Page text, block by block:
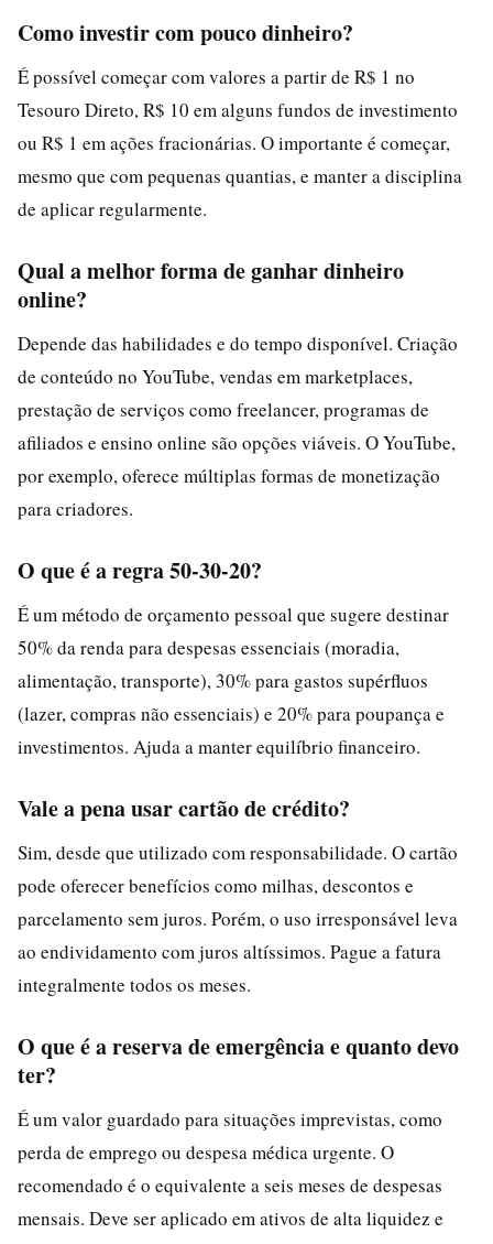
Como investir com pouco dinheiro?
É possível começar com valores a partir de R$ 1 no
Tesouro Direto, R$ 10 em alguns fundos de investimento
ou R$ 1 em ações fracionárias. O importante é começar,
mesmo que com pequenas quantias, e manter a disciplina
de aplicar regularmente.
Qual a melhor forma de ganhar dinheiro
online?
Depende das habilidades e do tempo disponível. Criação
de conteúdo no YouTube, vendas em marketplaces,
prestação de serviços como freelancer, programas de
afiliados e ensino online são opções viáveis. O YouTube,
por exemplo, oferece múltiplas formas de monetização
para criadores.
O que é a regra 50-30-20?
É um método de orçamento pessoal que sugere destinar
50% da renda para despesas essenciais (moradia,
alimentação, transporte), 30% para gastos supérfluos
(lazer, compras não essenciais) e 20% para poupança e
investimentos. Ajuda a manter equilíbrio financeiro.
Vale a pena usar cartão de crédito?
Sim, desde que utilizado com responsabilidade. O cartão
pode oferecer benefícios como milhas, descontos e
parcelamento sem juros. Porém, o uso irresponsável leva
ao endividamento com juros altíssimos. Pague a fatura
integralmente todos os meses.
O que é a reserva de emergência e quanto devo
ter?
É um valor guardado para situações imprevistas, como
perda de emprego ou despesa médica urgente. O
recomendado é o equivalente a seis meses de despesas
mensais. Deve ser aplicado em ativos de alta liquidez e